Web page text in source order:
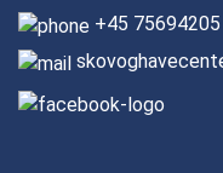
+45 75694205